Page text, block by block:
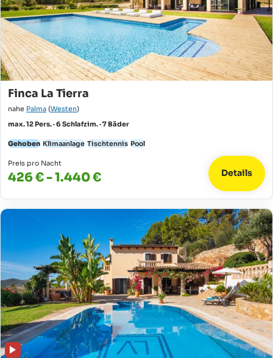
Finca La Tierra
nahe Palma (Westen)
max. 12 Pers. · 6 Schlafzim. · 7 Bäder
Gehoben Klimaanlage Tischtennis Pool
Preis pro Nacht
426 € - 1.440 € Details